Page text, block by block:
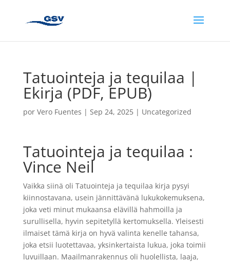
Tatuointeja ja tequilaa |
Ekirja (PDF, EPUB)
por Vero Fuentes | Sep 24, 2025| Uncategorized
Tatuointeja ja tequilaa :
Vince Neil
Vaikka siinä oli Tatuointeja ja tequilaa kirja pysyi
kiinnostavana, usein jännittävänä lukukokemuksena,
joka veti minut mukaansa elävillä hahmoilla ja
surullisella, hyvin sepitetyllä kertomuksella. Yleisesti
ilmaiset tämä kirja on hyvä valinta kenelle tahansa,
joka etsii luotettavaa, yksinkertaista lukua, joka toimii
luvuillaan. Maailmanrakennus oli huolellista, laaja,